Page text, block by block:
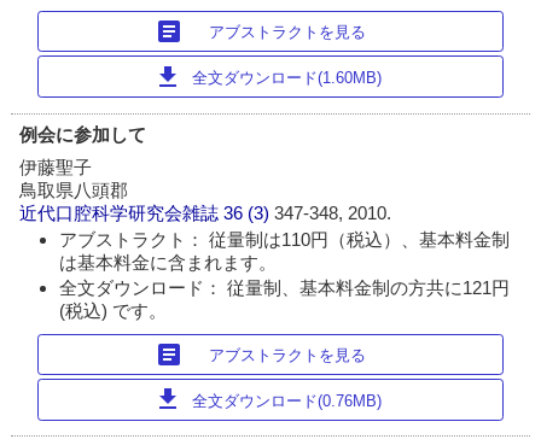
article アブストラクトを見る
download 全文ダウンロード(1.60MB)
例会に参加して
伊藤聖子
鳥取県八頭郡
近代口腔科学研究会雑誌 36 (3)347-348, 2010.
アブストラクト： 従量制は110円（税込）、基本料金制
は基本料金に含まれます。
全文ダウンロード： 従量制、基本料金制の方共に121円
(税込) です。
article アブストラクトを見る
download 全文ダウンロード(0.76MB)